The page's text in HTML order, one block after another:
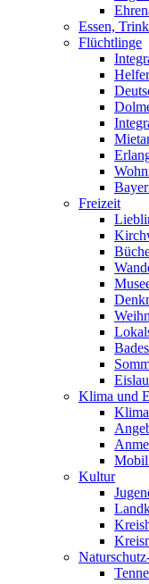
Essen,
Flüchtlinge
Freizeit
Klima und
Kultur